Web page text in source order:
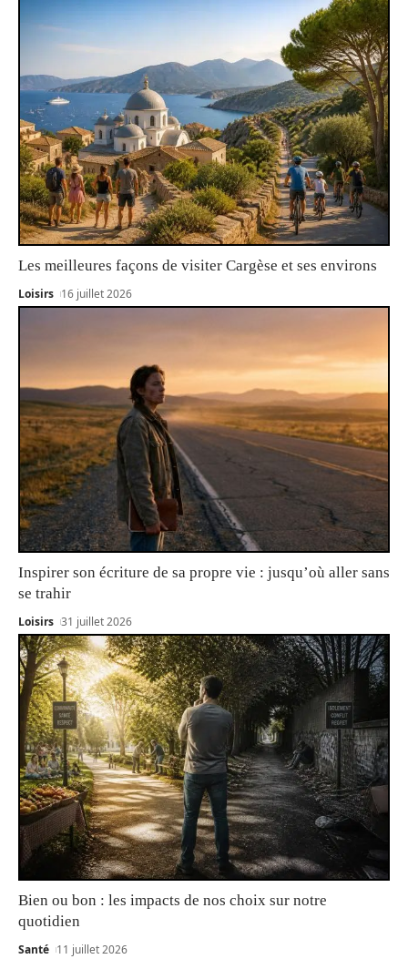
Les meilleures façons de visiter Cargèse et ses environs
Loisirs 16 juillet 2026
Inspirer son écriture de sa propre vie : jusqu’où aller sans
se trahir
Loisirs 31 juillet 2026
Bien ou bon : les impacts de nos choix sur notre
quotidien
Santé 11 juillet 2026